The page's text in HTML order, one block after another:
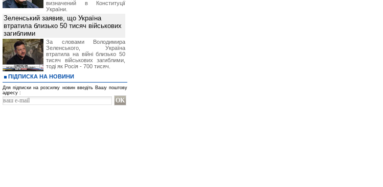
визначений в Конституції
України.
Зеленський заявив, що Україна
втратила близько 50 тисяч військових
загиблими
За словами Володимира
Зеленського, Україна
втратила на війні близько 50
тисяч військових загиблими,
тоді як Росія - 700 тисяч.
ПІДПИСКА НА НОВИНИ
Для підписки на розсилку новин введіть Вашу поштову
адресу :